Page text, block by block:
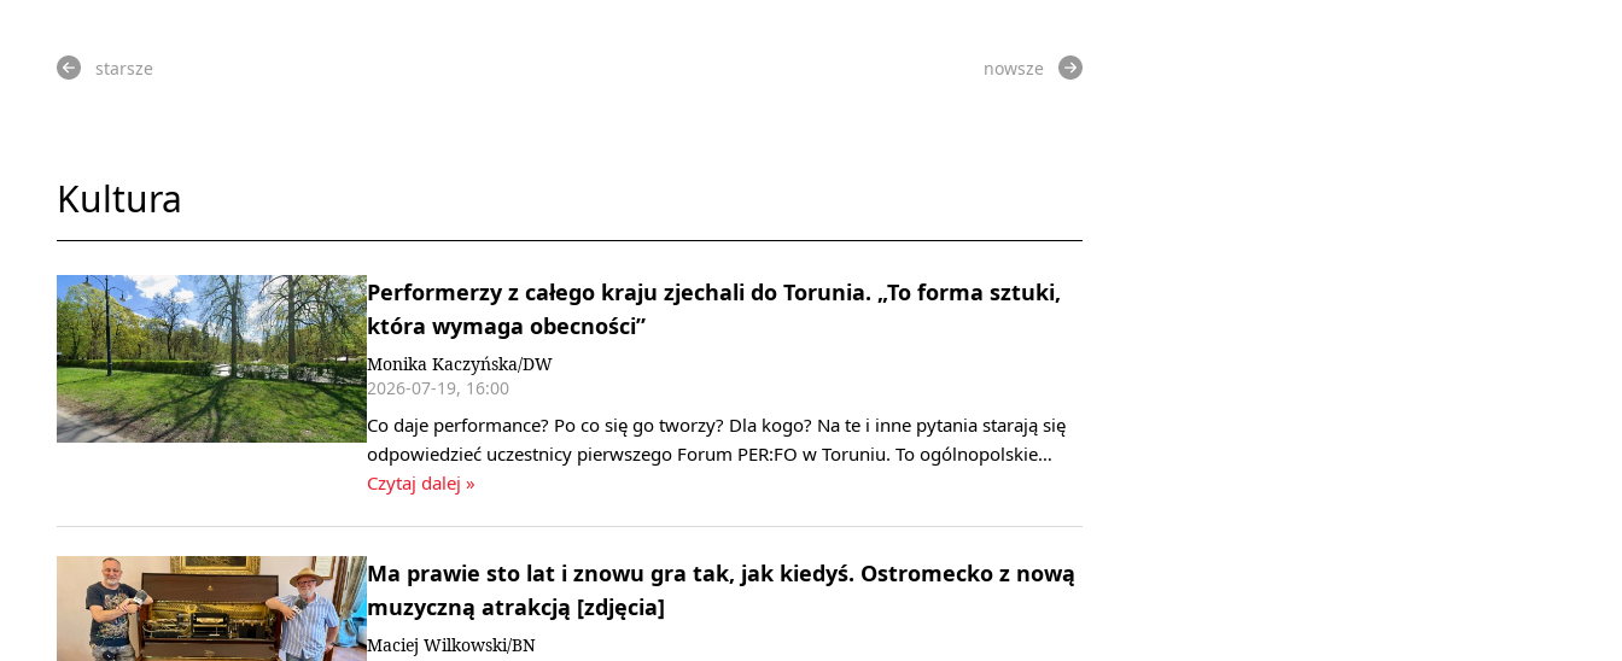
starsze nowsze
Kultura
Performerzy z całego kraju zjechali do Torunia. „To forma sztuki,
która wymaga obecności”
Monika Kaczyńska/DW
2026-07-19, 16:00
Co daje performance? Po co się go tworzy? Dla kogo? Na te i inne pytania starają się
odpowiedzieć uczestnicy pierwszego Forum PER:FO w Toruniu. To ogólnopolskie…
Czytaj dalej »
Ma prawie sto lat i znowu gra tak, jak kiedyś. Ostromecko z nową
muzyczną atrakcją [zdjęcia]
Maciej Wilkowski/BN